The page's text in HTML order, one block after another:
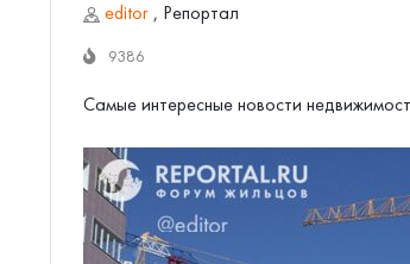
editor , Репортал
9386
Самые интересные новости